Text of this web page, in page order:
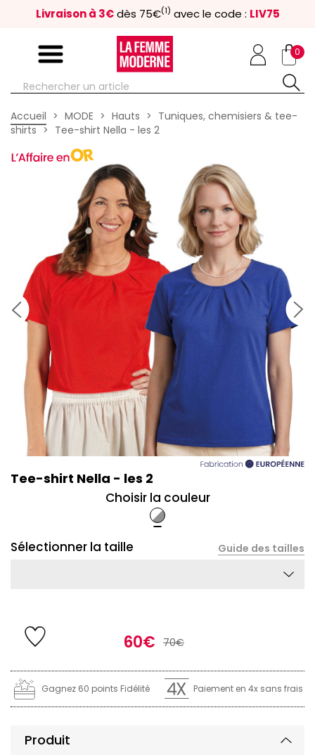
Livraison à 3€ dès 75€(1) avec le code : LIV75
0
Accueil MODE Hauts
Tuniques, chemisiers & tee-
shirts
Tee-shirt Nella - les 2
Tee-shirt Nella - les 2
Choisir la couleur
Bleu/Rouge
Guide des tailles
Sélectionner la taille
60€ 70€
Gagnez 60 points Fidélité Paiement en 4x sans frais
Produit